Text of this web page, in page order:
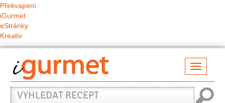
Překvapení
iGurmet
eStránky
Kreativ
Vyhledat
recept